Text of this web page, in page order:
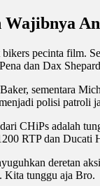
Wajibnya
pecinta film.
dan Dax
sementara
polisi patroli
CHiPs adalah
RTP dan Ducati
deretan
Kita tunggu aja Bro.